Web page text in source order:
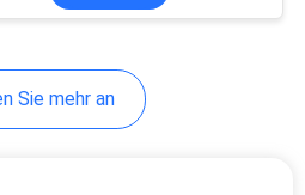
Diffusor
Sie mehr an